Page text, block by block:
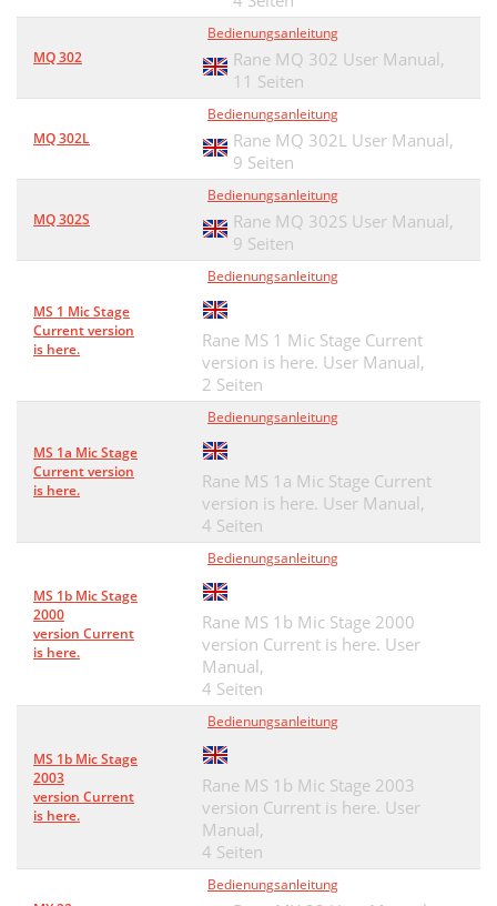
MQ 302
Bedienungsanleitung
Rane MQ 302 User Manual,
11 Seiten
MQ 302L
Bedienungsanleitung
Rane MQ 302L User Manual,
9 Seiten
MQ 302S
Bedienungsanleitung
Rane MQ 302S User Manual,
9 Seiten
MS 1 Mic Stage
Current version
is here.
Bedienungsanleitung
Rane MS 1 Mic Stage Current
version is here. User Manual,
2 Seiten
MS 1a Mic Stage
Current version
is here.
Bedienungsanleitung
Rane MS 1a Mic Stage Current
version is here. User Manual,
4 Seiten
MS 1b Mic Stage
2000
version Current
is here.
Bedienungsanleitung
Rane MS 1b Mic Stage 2000
version Current is here. User
Manual,
4 Seiten
MS 1b Mic Stage
2003
version Current
is here.
Bedienungsanleitung
Rane MS 1b Mic Stage 2003
version Current is here. User
Manual,
4 Seiten
Bedienungsanleitung